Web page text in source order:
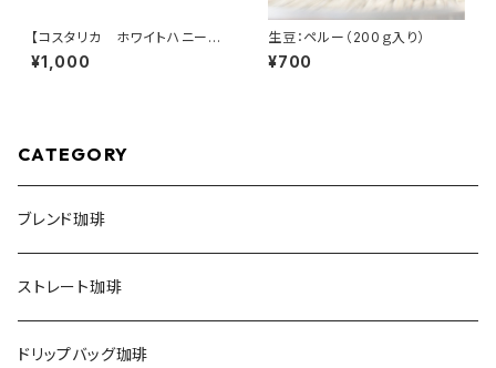
【コスタリカ ホワイトハニー】2
00g入り
¥1,000
生豆：ペルー（200ｇ入り）
¥700
CATEGORY
ブレンド珈琲
ストレート珈琲
ドリップバッグ珈琲